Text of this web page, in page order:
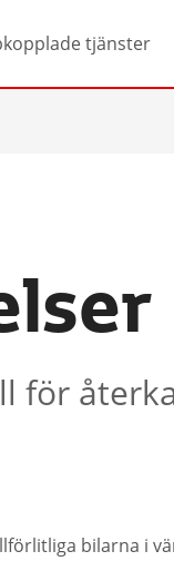
tjänster
för
bilarna i